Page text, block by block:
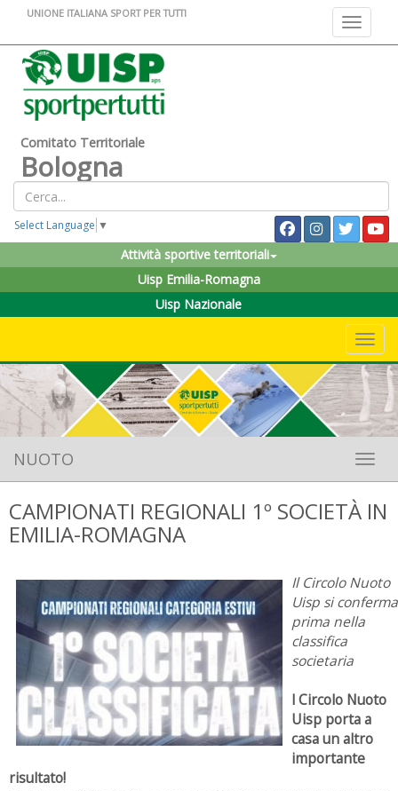
Toggle
UNIONE ITALIANA SPORT PER TUTTI
Comitato Territoriale
Bologna
Select Language ▼
Attività sportive territoriali
Uisp Emilia-Romagna
Uisp Nazionale
NUOTO
CAMPIONATI REGIONALI 1º SOCIETÀ IN
EMILIA-ROMAGNA
Il Circolo Nuoto
Uisp si conferma
prima nella
classifica
societaria
l Circolo Nuoto
Uisp porta a
casa un altro
importante
risultato!